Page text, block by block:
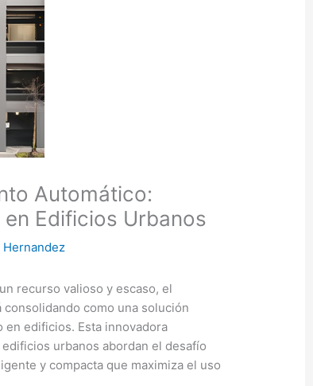
Automático:
Edificios Urbanos
Hernandez
recurso valioso y escaso, el
como una solución
edificios. Esta innovadora
urbanos abordan el desafío
y compacta que maximiza el uso